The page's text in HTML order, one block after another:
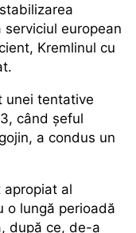
european
Kremlinul cu
unei tentative
când șeful
a condus un
apropiat al
o lungă perioadă
după ce, de-a